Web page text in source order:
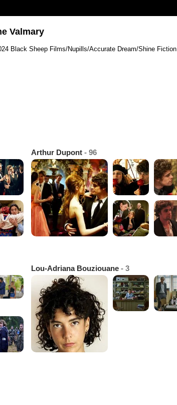
Valmary
Black Sheep Films/Nupills/Accurate Dream/Shine Fiction
Arthur Dupont - 96
Lou-Adriana Bouziouane - 3